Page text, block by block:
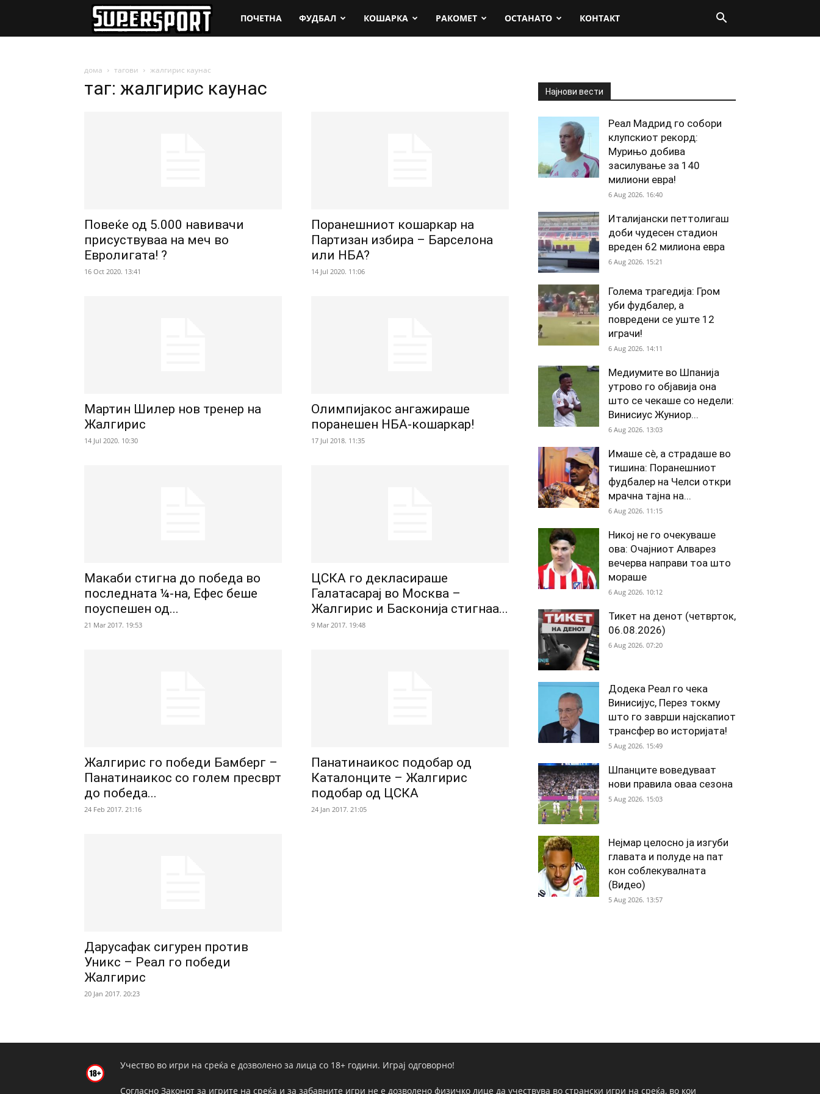
SuperSport.mk
ПОЧЕТНА ФУДБАЛ КОШАРКА РАКОМЕТ ОСТАНАТО КОНТАКТ
дома тагови жалгирис каунас
таг: жалгирис каунас
Повеќе од 5.000 навивачи
присуствуваа на меч во
Евролигата! ?
16 Oct 2020. 13:41
Поранешниот кошаркар на
Партизан избира – Барселона
или НБА?
14 Jul 2020. 11:06
Мартин Шилер нов тренер на
Жалгирис
14 Jul 2020. 10:30
Олимпијакос ангажираше
поранешен НБА-кошаркар!
17 Jul 2018. 11:35
Макаби стигна до победа во
последната ¼-на, Ефес беше
поуспешен од...
21 Mar 2017. 19:53
ЦСКА го декласираше
Галатaсарај во Москва –
Жалгирис и Басконија стигнаа...
9 Mar 2017. 19:48
Жалгирис го победи Бамберг –
Панатинаикос со голем пресврт
до победа...
24 Feb 2017. 21:16
Панатинаикос подобар од
Каталонците – Жалгирис
подобар од ЦСКА
24 Jan 2017. 21:05
Дарусафак сигурен против
Уникс – Реал го победи
Жалгирис
20 Jan 2017. 20:23
Најнови вести
Реал Мадрид го собори
клупскиот рекорд:
Мурињо добива
засилување за 140
милиони евра!
6 Aug 2026. 16:40
Италијански петтолигаш
доби чудесен стадион
вреден 62 милиона евра
6 Aug 2026. 15:21
Голема трагедија: Гром
уби фудбалер, а
повредени се уште 12
играчи!
6 Aug 2026. 14:11
Медиумите во Шпанија
утрово го објавија она
што се чекаше со недели:
Винисиус Жуниор...
6 Aug 2026. 13:03
Имаше сè, а страдаше во
тишина: Поранешниот
фудбалер на Челси откри
мрачна тајна на...
6 Aug 2026. 11:15
Никој не го очекуваше
ова: Очајниот Алварез
вечерва направи тоа што
мораше
6 Aug 2026. 10:12
Тикет на денот (четврток,
06.08.2026)
6 Aug 2026. 07:20
Додека Реал го чека
Винисијус, Перез токму
што го заврши најскапиот
трансфер во историјата!
5 Aug 2026. 15:49
Шпанците воведуваат
нови правила оваа сезона
5 Aug 2026. 15:03
Нејмар целосно ја изгуби
главата и полуде на пат
кон соблекувалната
(Видео)
5 Aug 2026. 13:57
Учество во игри на среќа е дозволено за лица со 18+ години. Играј одговорно!
Согласно Законот за игрите на среќа и за забавните игри не е дозволено физичко лице да учествува во странски игри на среќа, во кои